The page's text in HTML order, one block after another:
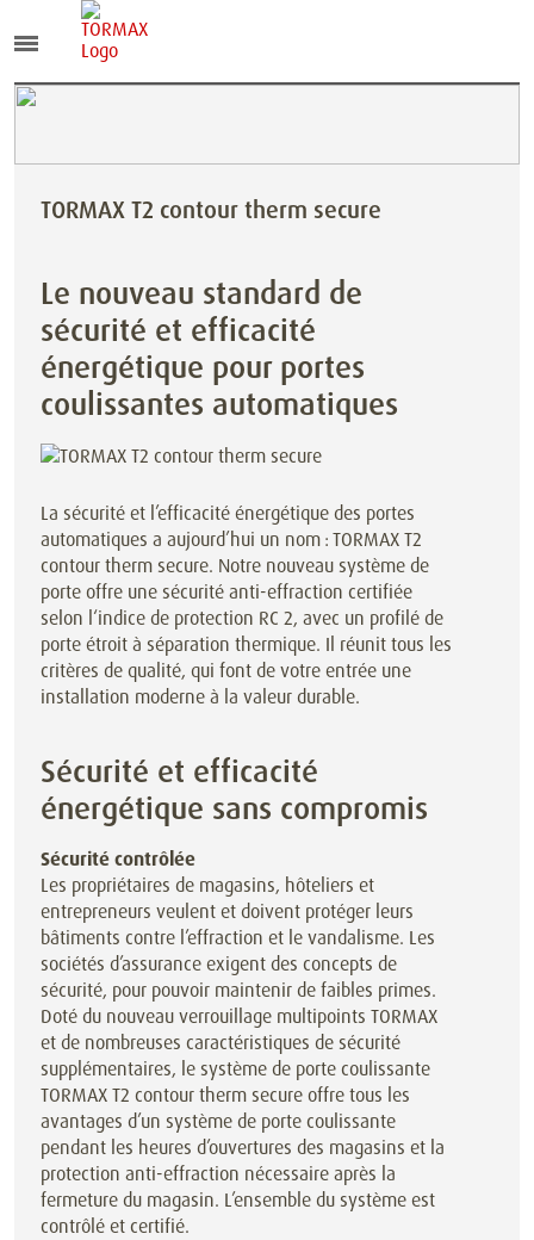
TORMAX T2 contour therm secure
Le nouveau standard de
sécurité et efficacité
énergétique pour portes
coulissantes automatiques
La sécurité et l’efficacité énergétique des portes
automatiques a aujourd’hui un nom : TORMAX T2
contour therm secure. Notre nouveau système de
porte offre une sécurité anti-effraction certifiée
selon l‘indice de protection RC 2, avec un profilé de
porte étroit à séparation thermique. Il réunit tous les
critères de qualité, qui font de votre entrée une
installation moderne à la valeur durable.
Sécurité et efficacité
énergétique sans compromis
Sécurité contrôlée
Les propriétaires de magasins, hôteliers et
entrepreneurs veulent et doivent protéger leurs
bâtiments contre l’effraction et le vandalisme. Les
sociétés d’assurance exigent des concepts de
sécurité, pour pouvoir maintenir de faibles primes.
Doté du nouveau verrouillage multipoints TORMAX
et de nombreuses caractéristiques de sécurité
supplémentaires, le système de porte coulissante
TORMAX T2 contour therm secure offre tous les
avantages d’un système de porte coulissante
pendant les heures d’ouvertures des magasins et la
protection anti-effraction nécessaire après la
fermeture du magasin. L’ensemble du système est
contrôlé et certifié.